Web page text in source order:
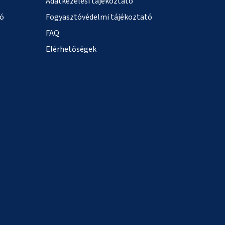
Fogyasztóvédelmi tájékoztató
FAQ
Elérhetőségek